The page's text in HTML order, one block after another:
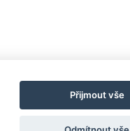
Přijmout vše